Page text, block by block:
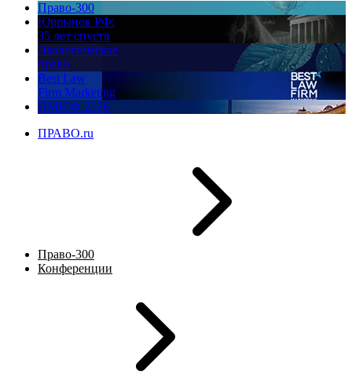
Право-300
Юррынок РФ:
35 лет спустя
Экологическое
право
Best Law
Firm Marketing
ПМЮФ 2026
ПРАВО.ru
Право-300
Конференции